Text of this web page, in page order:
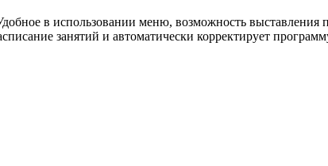
в использовании меню, возможность
занятий и автоматически корректирует